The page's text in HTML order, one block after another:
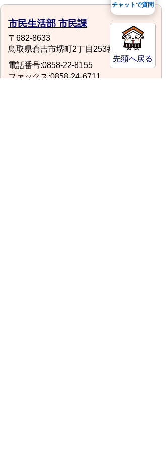
市民生活部 市民課
〒682-8633
鳥取県倉吉市堺町2丁目253番地1
電話番号:0858-22-8155
ファックス:0858-24-6711
先頭へ戻る
チャットで質問